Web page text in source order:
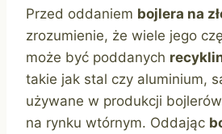
Przed oddaniem bojlera na
zrozumienie, że wiele jego
może być poddanych
takie jak stal czy aluminium,
używane w produkcji
na rynku wtórnym. Oddając